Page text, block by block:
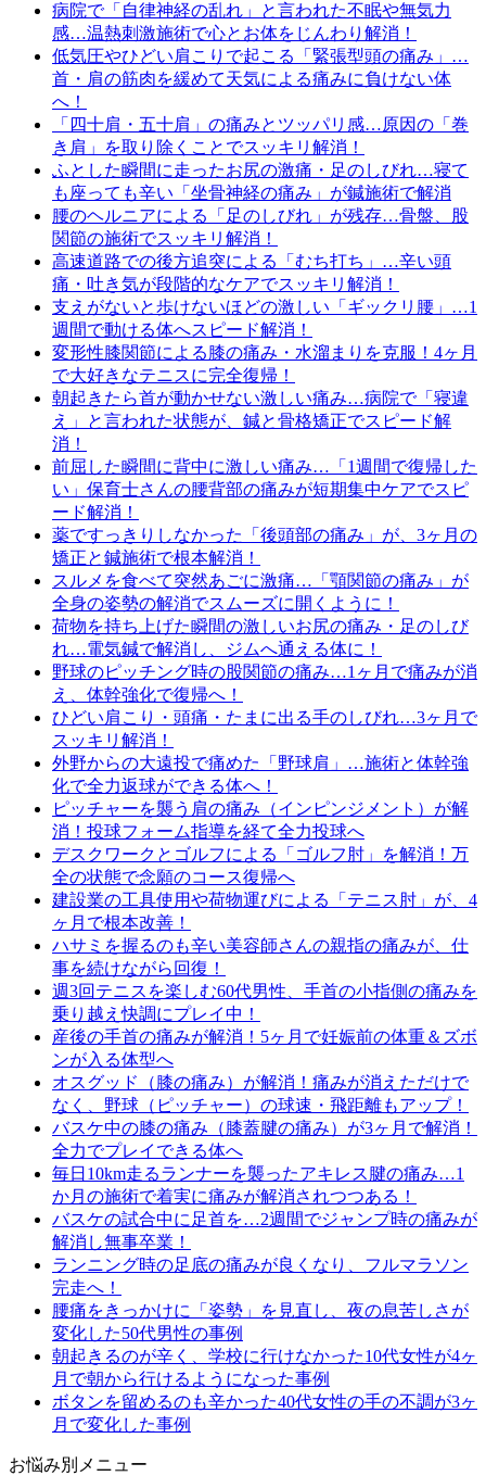
病院で「自律神経の乱れ」と言われた不眠や無気力
感…温熱刺激施術で心とお体をじんわり解消！
低気圧やひどい肩こりで起こる「緊張型頭の痛み」…
首・肩の筋肉を緩めて天気による痛みに負けない体
へ！
「四十肩・五十肩」の痛みとツッパリ感…原因の「巻
き肩」を取り除くことでスッキリ解消！
ふとした瞬間に走ったお尻の激痛・足のしびれ…寝て
も座っても辛い「坐骨神経の痛み」が鍼施術で解消
腰のヘルニアによる「足のしびれ」が残存…骨盤、股
関節の施術でスッキリ解消！
高速道路での後方追突による「むち打ち」…辛い頭
痛・吐き気が段階的なケアでスッキリ解消！
支えがないと歩けないほどの激しい「ギックリ腰」…1
週間で動ける体へスピード解消！
変形性膝関節による膝の痛み・水溜まりを克服！4ヶ月
で大好きなテニスに完全復帰！
朝起きたら首が動かせない激しい痛み…病院で「寝違
え」と言われた状態が、鍼と骨格矯正でスピード解
消！
前屈した瞬間に背中に激しい痛み…「1週間で復帰した
い」保育士さんの腰背部の痛みが短期集中ケアでスピ
ード解消！
薬ですっきりしなかった「後頭部の痛み」が、3ヶ月の
矯正と鍼施術で根本解消！
スルメを食べて突然あごに激痛…「顎関節の痛み」が
全身の姿勢の解消でスムーズに開くように！
荷物を持ち上げた瞬間の激しいお尻の痛み・足のしび
れ…電気鍼で解消し、ジムへ通える体に！
野球のピッチング時の股関節の痛み…1ヶ月で痛みが消
え、体幹強化で復帰へ！
ひどい肩こり・頭痛・たまに出る手のしびれ…3ヶ月で
スッキリ解消！
外野からの大遠投で痛めた「野球肩」…施術と体幹強
化で全力返球ができる体へ！
ピッチャーを襲う肩の痛み（インピンジメント）が解
消！投球フォーム指導を経て全力投球へ
デスクワークとゴルフによる「ゴルフ肘」を解消！万
全の状態で念願のコース復帰へ
建設業の工具使用や荷物運びによる「テニス肘」が、4
ヶ月で根本改善！
ハサミを握るのも辛い美容師さんの親指の痛みが、仕
事を続けながら回復！
週3回テニスを楽しむ60代男性、手首の小指側の痛みを
乗り越え快調にプレイ中！
産後の手首の痛みが解消！5ヶ月で妊娠前の体重＆ズボ
ンが入る体型へ
オスグッド（膝の痛み）が解消！痛みが消えただけで
なく、野球（ピッチャー）の球速・飛距離もアップ！
バスケ中の膝の痛み（膝蓋腱の痛み）が3ヶ月で解消！
全力でプレイできる体へ
毎日10km走るランナーを襲ったアキレス腱の痛み…1
か月の施術で着実に痛みが解消されつつある！
バスケの試合中に足首を…2週間でジャンプ時の痛みが
解消し無事卒業！
ランニング時の足底の痛みが良くなり、フルマラソン
完走へ！
腰痛をきっかけに「姿勢」を見直し、夜の息苦しさが
変化した50代男性の事例
朝起きるのが辛く、学校に行けなかった10代女性が4ヶ
月で朝から行けるようになった事例
ボタンを留めるのも辛かった40代女性の手の不調が3ヶ
月で変化した事例
お悩み別メニュー